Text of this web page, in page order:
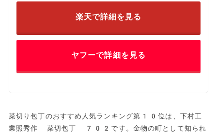
楽天で詳細を見る
ヤフーで詳細を見る
菜切り包丁のおすすめ人気ランキング第10位は、下村工
業照秀作 菜切包丁 702です。金物の町として知られ